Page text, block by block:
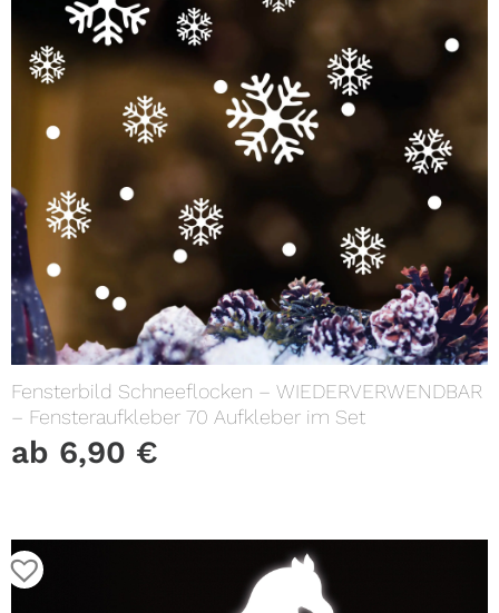
Fensterbild Schneeflocken – WIEDERVERWENDBAR
– Fensteraufkleber 70 Aufkleber im Set
ab 6,90 €